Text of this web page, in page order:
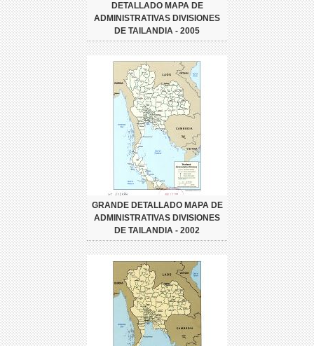
DETALLADO MAPA DE
ADMINISTRATIVAS DIVISIONES
DE TAILANDIA - 2005
GRANDE DETALLADO MAPA DE
ADMINISTRATIVAS DIVISIONES
DE TAILANDIA - 2002